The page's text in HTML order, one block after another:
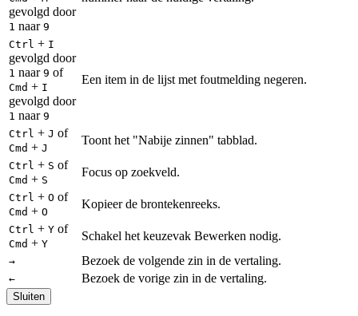
gevolgd door
1 naar 9
Ctrl + I
gevolgd door
1 naar 9 of
Cmd + I
gevolgd door
1 naar 9
Een item in de lijst met foutmelding negeren.
Ctrl + J of
Cmd + J
Toont het "Nabije zinnen" tabblad.
Ctrl + S of
Cmd + S
Focus op zoekveld.
Ctrl + O of
Cmd + O
Kopieer de brontekenreeks.
Ctrl + Y of
Cmd + Y
Schakel het keuzevak Bewerken nodig.
→ Bezoek de volgende zin in de vertaling.
← Bezoek de vorige zin in de vertaling.
Sluiten